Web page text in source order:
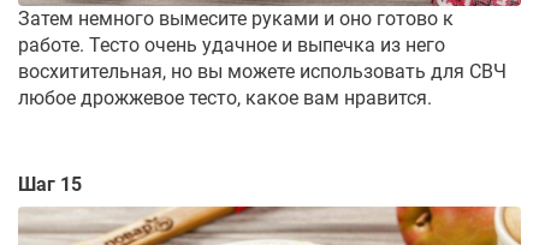
Затем немного вымесите руками и оно готово к
работе. Тесто очень удачное и выпечка из него
восхитительная, но вы можете использовать для СВЧ
любое дрожжевое тесто, какое вам нравится.
Шаг 15